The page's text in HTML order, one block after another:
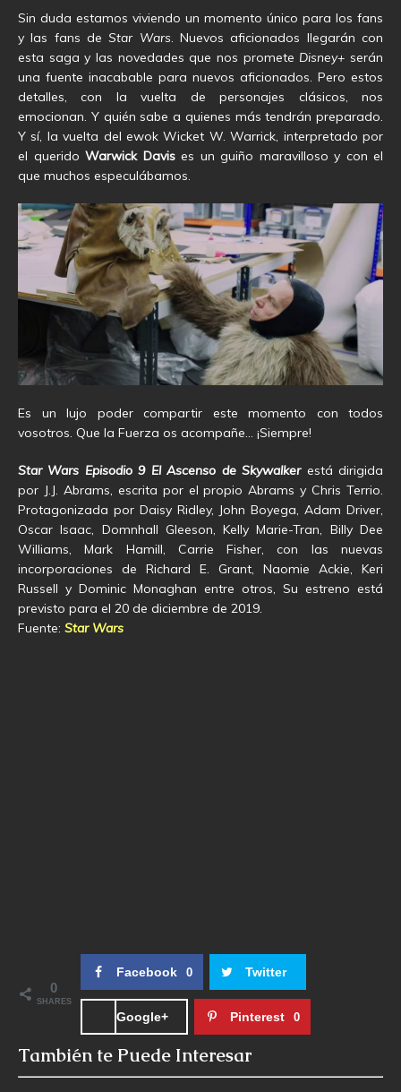
Sin duda estamos viviendo un momento único para los fans
y las fans deStar Wars. Nuevos aficionados llegarán con
esta saga y las novedades que nos promete Disney+ serán
una fuente inacabable para nuevos aficionados. Pero estos
detalles, con la vuelta de personajes clásicos, nos
emocionan. Y quién sabe a quienes más tendrán preparado.
Y sí, la vuelta del ewok Wicket W. Warrick, interpretado por
el querido Warwick Davises un guiño maravilloso y con el
que muchos especulábamos.
Es un lujo poder compartir este momento con todos
vosotros. Que la Fuerza os acompañe… ¡Siempre!
Star Wars Episodio 9 El Ascenso de Skywalkerestá dirigida
por J.J. Abrams, escrita por el propio Abrams y Chris Terrio.
Protagonizada por Daisy Ridley, John Boyega, Adam Driver,
Oscar Isaac, Domnhall Gleeson, Kelly Marie-Tran, Billy Dee
Williams, Mark Hamill, Carrie Fisher, con las nuevas
incorporaciones de Richard E. Grant, Naomie Ackie, Keri
Russell y Dominic Monaghan entre otros, Su estreno está
previsto para el 20 de diciembre de 2019.
Fuente: Star Wars
0
SHARES
Facebook 0 Twitter
Google+ Pinterest 0
También te Puede Interesar